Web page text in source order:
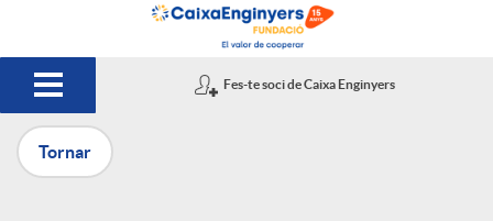
Fes-te soci de Caixa Enginyers
Tornar